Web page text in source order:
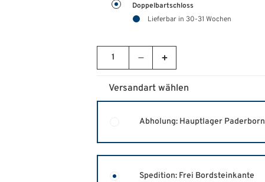
Doppelbartschloss
Lieferbar in 30-31 Wochen
Versandart wählen
Abholung: Hauptlager Paderborn
Spedition: Frei Bordsteinkante